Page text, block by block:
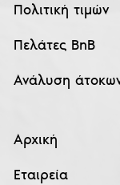
Πολιτική τιμών
Πελάτες BnB
Ανάλυση
Αρχική
Εταιρεία